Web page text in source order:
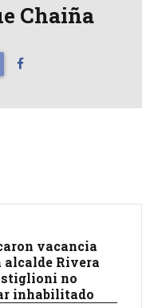
Chaiña
vacancia
alcalde Rivera
no
inhabilitado